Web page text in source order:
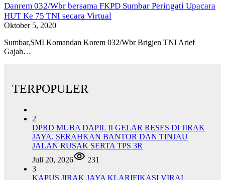
Danrem 032/Wbr bersama FKPD Sumbar Peringati Upacara
HUT Ke 75 TNI secara Virtual
Oktober 5, 2020
Sumbar,SMI Komandan Korem 032/Wbr Brigjen TNI Arief
Gajah…
TERPOPULER
2
DPRD MUBA DAPIL II GELAR RESES DI JIRAK
JAYA, SERAHKAN BANTOR DAN TINJAU
JALAN RUSAK SERTA TPS 3R
Juli 20, 2026
231
3
KAPUS JIRAK JAYA KLARIFIKASI VIRAL